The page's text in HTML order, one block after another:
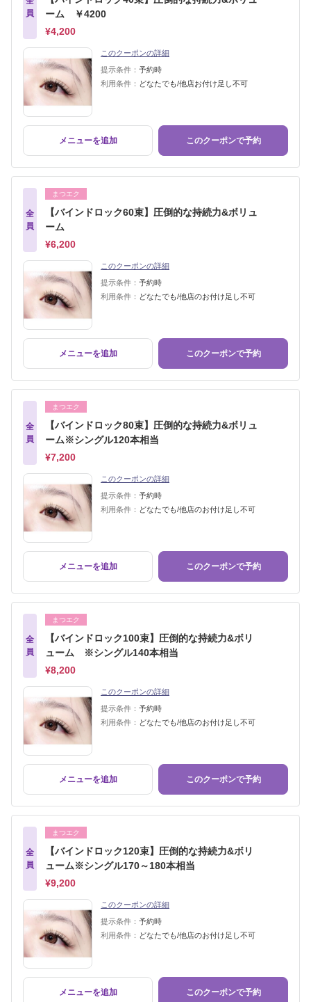
員
ーム ￥4200
¥4,200
このクーポンの詳細
提示条件： 予約時
利用条件： どなたでも/他店お付け足し不可
メニューを追加 このクーポンで予約
全
員
まつエク
【バインドロック60束】圧倒的な持続力&ボリュ
ーム
¥6,200
このクーポンの詳細
提示条件： 予約時
利用条件： どなたでも/他店のお付け足し不可
メニューを追加 このクーポンで予約
全
員
まつエク
【バインドロック80束】圧倒的な持続力&ボリュ
ーム※シングル120本相当
¥7,200
このクーポンの詳細
提示条件： 予約時
利用条件： どなたでも/他店のお付け足し不可
メニューを追加 このクーポンで予約
全
員
まつエク
【バインドロック100束】圧倒的な持続力&ボリ
ューム ※シングル140本相当
¥8,200
このクーポンの詳細
提示条件： 予約時
利用条件： どなたでも/他店のお付け足し不可
メニューを追加 このクーポンで予約
全
員
まつエク
【バインドロック120束】圧倒的な持続力&ボリ
ューム※シングル170～180本相当
¥9,200
このクーポンの詳細
提示条件： 予約時
利用条件： どなたでも/他店のお付け足し不可
メニューを追加 このクーポンで予約